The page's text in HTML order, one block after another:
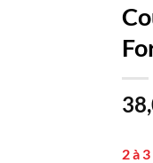
2 à